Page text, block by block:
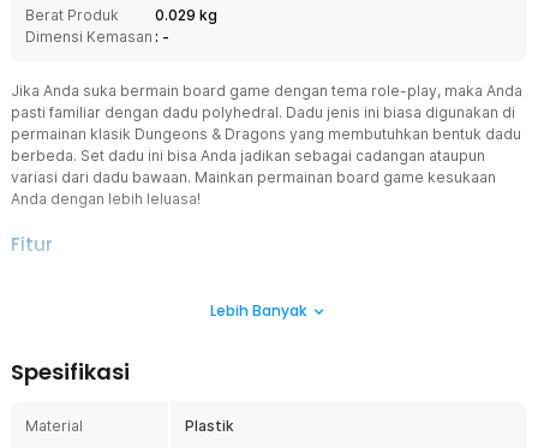
Berat Produk
0.029 kg
Dimensi Kemasan : -
Jika Anda suka bermain board game dengan tema role-play, maka Anda
pasti familiar dengan dadu polyhedral. Dadu jenis ini biasa digunakan di
permainan klasik Dungeons & Dragons yang membutuhkan bentuk dadu
berbeda. Set dadu ini bisa Anda jadikan sebagai cadangan ataupun
variasi dari dadu bawaan. Mainkan permainan board game kesukaan
Anda dengan lebih leluasa!
Fitur
Bahan dadu terbuat dari material plastik yang kuat sehingga tidak
permainan board game Anda dengan semangat!
Anda akan mendapatkan 7 buah dadu dengan beberapa bentuk
Lebih Banyak
Spesifikasi
Material Plastik